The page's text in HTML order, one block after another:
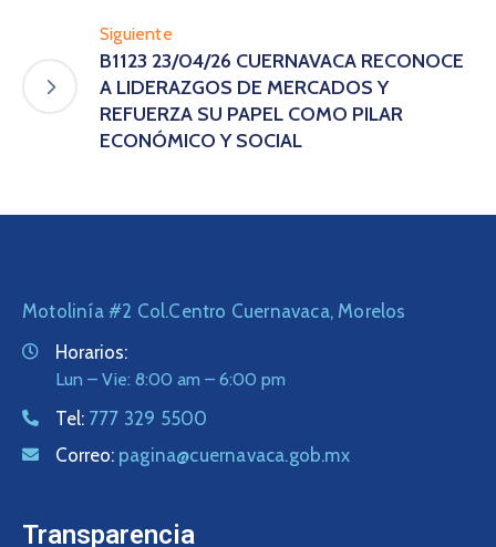
Siguiente
B1123 23/04/26 CUERNAVACA RECONOCE
A LIDERAZGOS DE MERCADOS Y
REFUERZA SU PAPEL COMO PILAR
ECONÓMICO Y SOCIAL
Motolinía #2 Col.Centro Cuernavaca, Morelos
Horarios:
Lun – Vie: 8:00 am – 6:00 pm
Tel: 777 329 5500
Correo: pagina@cuernavaca.gob.mx
Transparencia